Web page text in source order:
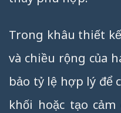
Trong khâu thiết
và chiều rộng của
bảo tỷ lệ hợp lý để
khối hoặc tạo